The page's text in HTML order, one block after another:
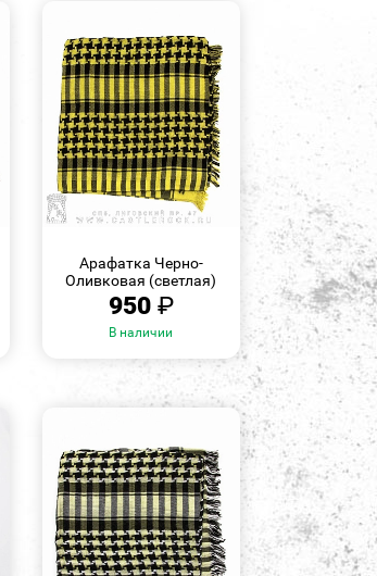
Арафатка Черно-
Оливковая (светлая)
950 ₽
В наличии